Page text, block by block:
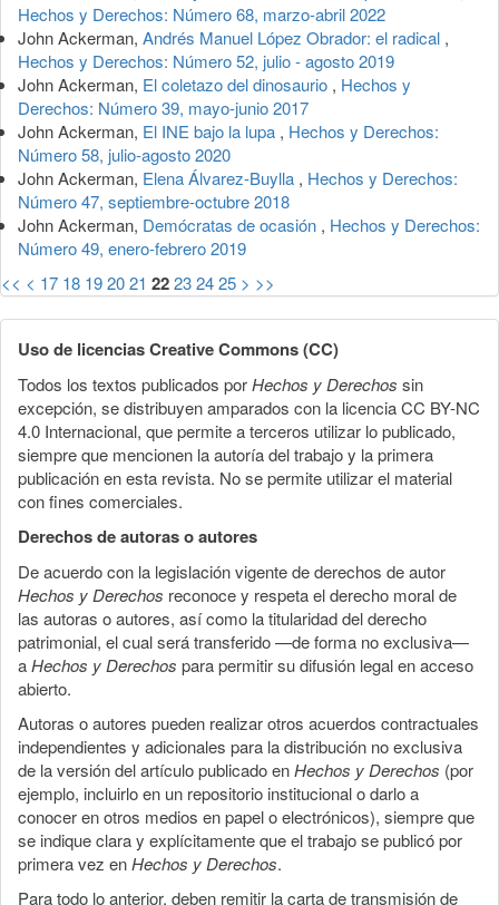
Hechos y Derechos: Número 68, marzo-abril 2022
John Ackerman, Andrés Manuel López Obrador: el radical ,
Hechos y Derechos: Número 52, julio - agosto 2019
John Ackerman, El coletazo del dinosaurio , Hechos y
Derechos: Número 39, mayo-junio 2017
John Ackerman, El INE bajo la lupa , Hechos y Derechos:
Número 58, julio-agosto 2020
John Ackerman, Elena Álvarez-Buylla , Hechos y Derechos:
Número 47, septiembre-octubre 2018
John Ackerman, Demócratas de ocasión , Hechos y Derechos:
Número 49, enero-febrero 2019
<< < 17 18 192021 22232425 > >>
Uso de licencias Creative Commons (CC)
Todos los textos publicados porHechos y Derechos sin
excepción, se distribuyen amparados con la licencia CC BY-NC
4.0 Internacional, que permite a terceros utilizar lo publicado,
siempre que mencionen la autoría del trabajo y la primera
publicación en esta revista. No se permite utilizar el material
con fines comerciales.
Derechos de autoras o autores
De acuerdo con la legislación vigente de derechos de autor
Hechos y Derechos reconoce y respeta el derecho moral de
las autoras o autores, así como la titularidad del derecho
patrimonial, el cual será transferido —de forma no exclusiva—
aHechos y Derechos para permitir su difusión legal en acceso
abierto.
Autoras o autores pueden realizar otros acuerdos contractuales
independientes y adicionales para la distribución no exclusiva
de la versión del artículo publicado enHechos y Derechos (por
ejemplo, incluirlo en un repositorio institucional o darlo a
conocer en otros medios en papel o electrónicos), siempre que
se indique clara y explícitamente que el trabajo se publicó por
primera vez enHechos y Derechos.
Para todo lo anterior, deben remitir la carta de transmisión de